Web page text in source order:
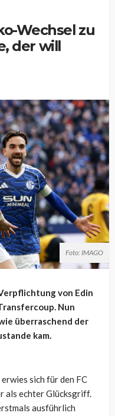
Wechsel zu
der will
Foto: IMAGO
von Edin
Nun
überraschend der
kam.
sich für den FC
als echter Glücksgriff.
ausführlich